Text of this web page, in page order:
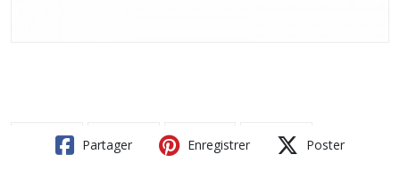
Partager Enregistrer Poster